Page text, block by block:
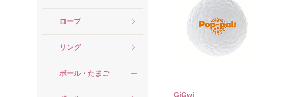
ロープ
リング
ボール・たまご
GiGwi